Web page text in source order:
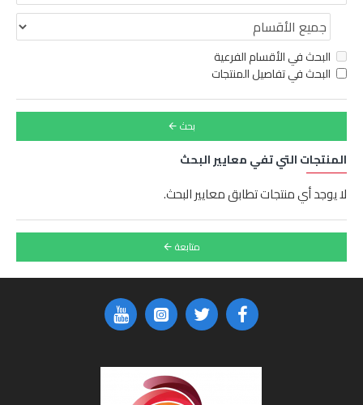
البحث في الأقسام الفرعية
البحث في تفاصيل المنتجات
بحث
المنتجات التي تفي معايير البحث
لا يوجد أي منتجات تطابق معايير البحث.
متابعة